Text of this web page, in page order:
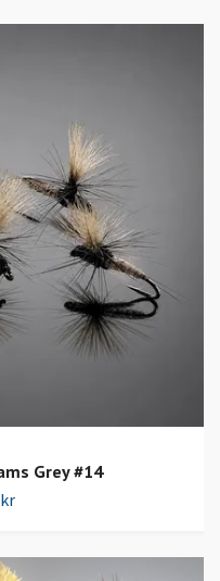
Grey #14